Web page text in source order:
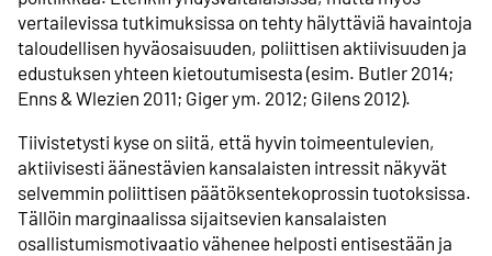
vertailevissa tutkimuksissa on tehty hälyttäviä havaintoja
taloudellisen hyväosaisuuden, poliittisen aktiivisuuden ja
edustuksen yhteen kietoutumisesta (esim. Butler 2014;
Enns & Wlezien 2011; Giger ym. 2012; Gilens 2012).
Tiivistetysti kyse on siitä, että hyvin toimeentulevien,
aktiivisesti äänestävien kansalaisten intressit näkyvät
selvemmin poliittisen päätöksentekoprossin tuotoksissa.
Tällöin marginaalissa sijaitsevien kansalaisten
osallistumismotivaatio vähenee helposti entisestään ja